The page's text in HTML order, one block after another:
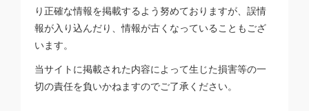
り正確な情報を掲載するよう努めておりますが、誤情
報が入り込んだり、情報が古くなっていることもござ
います。
当サイトに掲載された内容によって生じた損害等の一
切の責任を負いかねますのでご了承ください。